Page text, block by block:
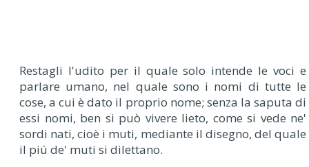
Restagli l'udito per il quale solo intende le voci e
parlare umano, nel quale sono i nomi di tutte le
cose, a cui è dato il proprio nome; senza la saputa di
essi nomi, ben si può vivere lieto, come si vede ne'
sordi nati, cioè i muti, mediante il disegno, del quale
il piú de' muti si dilettano.